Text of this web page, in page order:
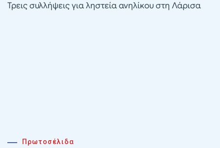
Τρεις συλλήψεις για ληστεία ανηλίκου στη Λάρισα
Πρωτοσέλιδα